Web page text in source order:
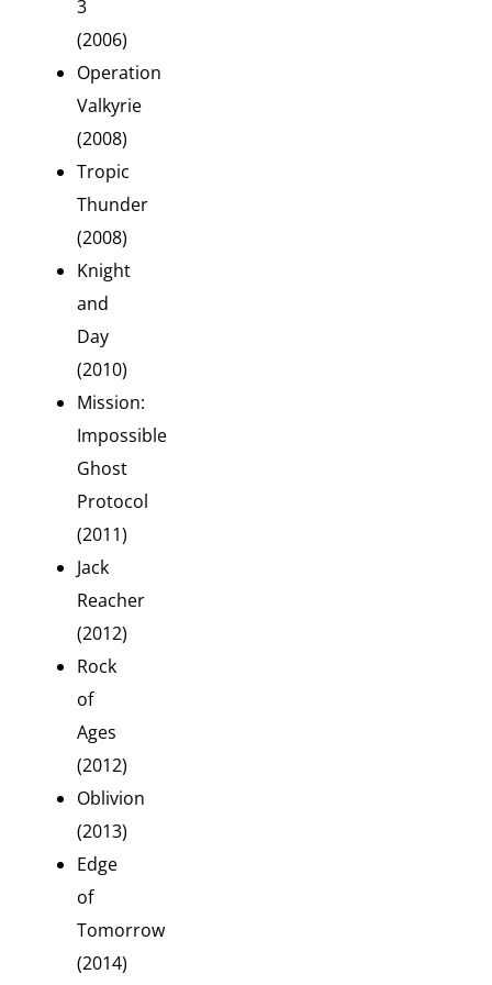
3
(2006)
Operation
Valkyrie
(2008)
Tropic
Thunder
(2008)
Knight
and
Day
(2010)
Mission:
Impossible
Ghost
Protocol
(2011)
Jack
Reacher
(2012)
Rock
of
Ages
(2012)
Oblivion
(2013)
Edge
of
Tomorrow
(2014)